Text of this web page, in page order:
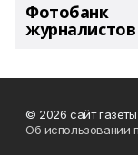
Фотобанк
© 2026 сайт
Об использовании